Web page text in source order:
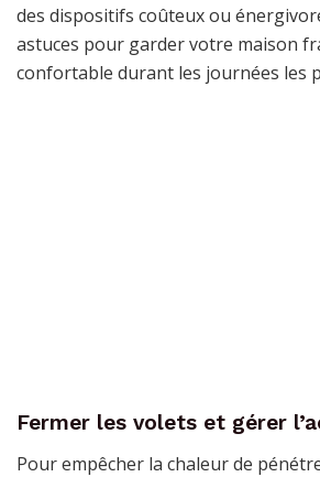
des dispositifs coûteux ou
astuces pour garder votre maison
confortable durant les journées les
Fermer les volets et gérer
Pour empêcher la chaleur de